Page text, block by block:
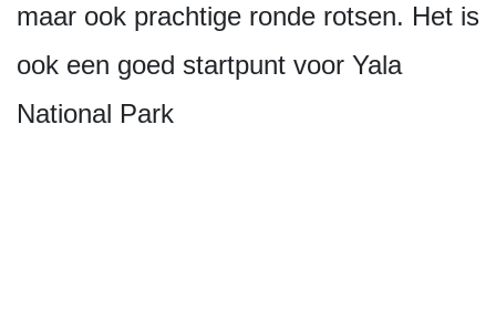
maar ook prachtige ronde rotsen. Het is
ook een goed startpunt voor Yala
National Park